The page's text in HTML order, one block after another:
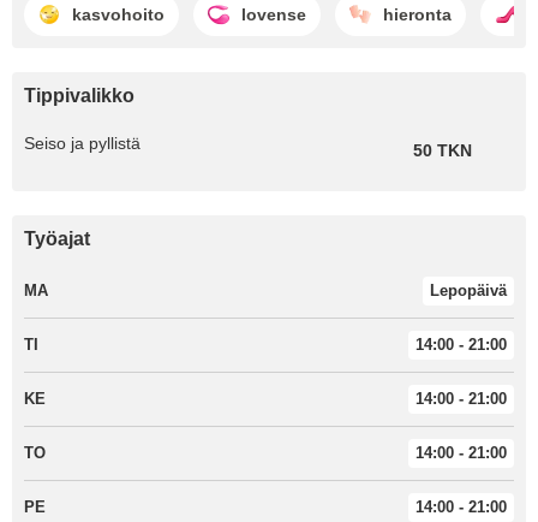
kasvohoito lovense hieronta
Tippivalikko
Seiso ja pyllistä 50 TKN
Työajat
MA Lepopäivä
TI 14:00 - 21:00
KE 14:00 - 21:00
TO 14:00 - 21:00
PE 14:00 - 21:00